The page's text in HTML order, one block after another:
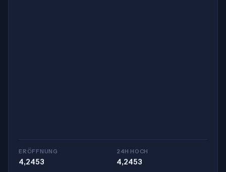
ERÖFFNUNG
4,2453
24H HOCH
4,2453